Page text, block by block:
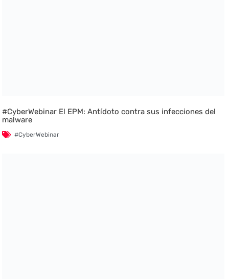
#CyberWebinar El EPM: Antídoto contra sus infecciones del
malware
#CyberWebinar